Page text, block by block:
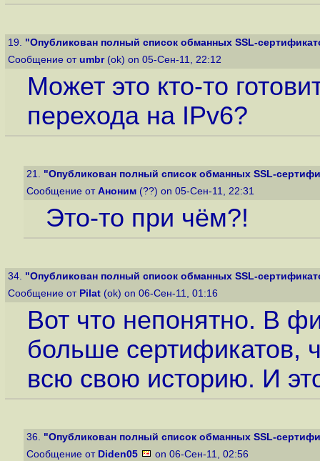
19. "Опубликован полный список обманных SSL-
Сообщение от umbr(ok) on 05-Сен-11, 22:12
Может это кто-то
перехода на IPv6?
21. "Опубликован полный список обманных SSL-
Сообщение от Аноним (??) on 05-Сен-11, 22:31
Это-то при чём?!
34. "Опубликован полный список обманных SSL-
Сообщение от Pilat (ok) on 06-Сен-11, 01:16
Вот что непонятно. В
больше сертификатов,
всю свою историю. И
36. "Опубликован полный список обманных SSL-
Сообщение от Diden05 on 06-Сен-11, 02:56